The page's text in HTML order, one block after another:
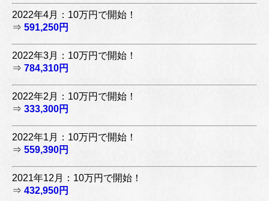
2022年4月：10万円で開始！
⇒ 591,250円
2022年3月：10万円で開始！
⇒ 784,310円
2022年2月：10万円で開始！
⇒ 333,300円
2022年1月：10万円で開始！
⇒ 559,390円
2021年12月：10万円で開始！
⇒ 432,950円